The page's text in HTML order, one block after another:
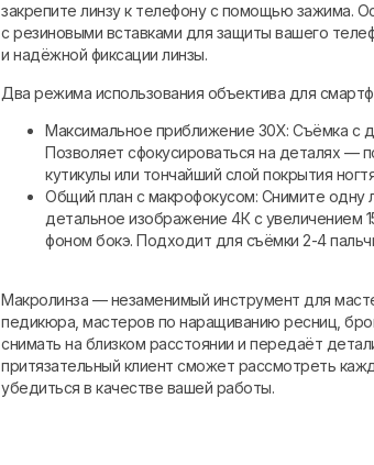
закрепите линзу к телефону с помощью зажима.
с резиновыми вставками для защиты вашего
и надёжной фиксации линзы.
Два режима использования объектива для
Максимальное приближение 30Х: Съёмка с
Позволяет сфокусироваться на деталях —
кутикулы или тончайший слой покрытия
Общий план с макрофокусом: Снимите одну
детальное изображение 4К с увеличением
фоном бокэ. Подходит для съёмки 2-4
Макролинза — незаменимый инструмент для
педикюра, мастеров по наращиванию ресниц,
снимать на близком расстоянии и передаёт
притязательный клиент сможет рассмотреть
убедиться в качестве вашей работы.